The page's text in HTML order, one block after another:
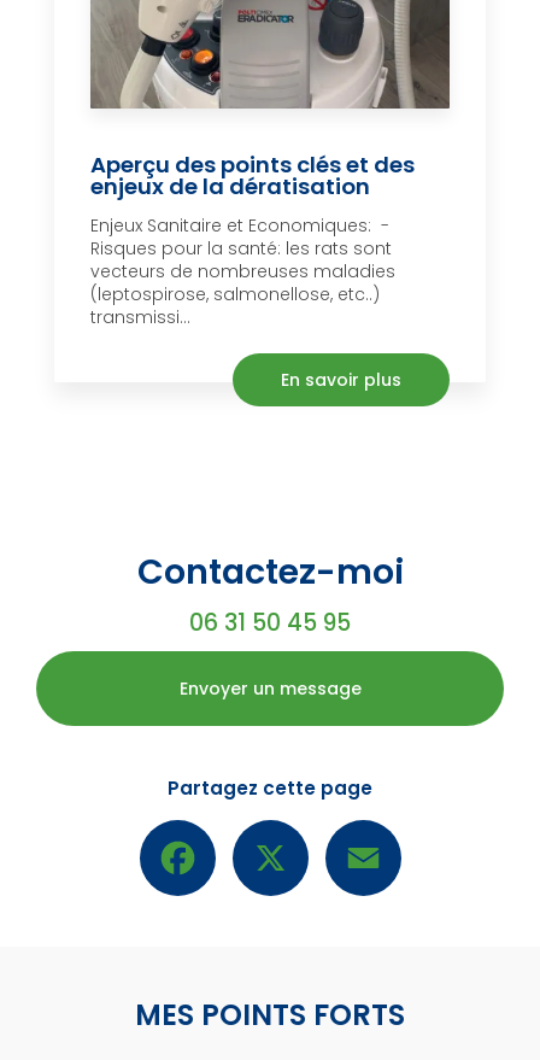
Aperçu des points clés et des
enjeux de la dératisation
Enjeux Sanitaire et Economiques: -
Risques pour la santé: les rats sont
vecteurs de nombreuses maladies
(leptospirose, salmonellose, etc..)
transmissi...
En savoir plus
Contactez-moi
06 31 50 45 95
Envoyer un message
Partagez cette page
Facebook
MES POINTS FORTS